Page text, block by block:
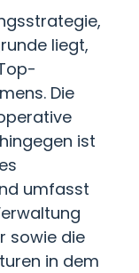
liegt,
Die
ist
umfasst
sowie die
in dem